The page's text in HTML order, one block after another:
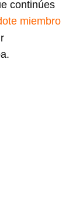
continúes
miembro